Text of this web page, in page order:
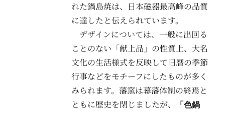
れた鍋島焼は、日本磁器最高峰の品質
に達したと伝えられています。
デザインについては、一般に出回る
ことのない「献上品」の性質上、大名
文化の生活様式を反映して旧暦の季節
行事などをモチーフにしたものが多く
みられます。藩窯は幕藩体制の終焉と
ともに歴史を閉じましたが、
「色鍋